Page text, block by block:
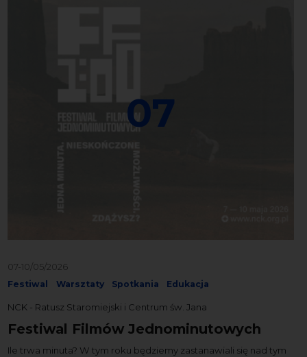
07
07-10/05/2026
Festiwal Warsztaty Spotkania Edukacja
NCK - Ratusz Staromiejski i Centrum św. Jana
Festiwal Filmów Jednominutowych
Ile trwa minuta? W tym roku będziemy zastanawiali się nad tym